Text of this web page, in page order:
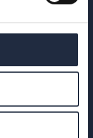
Verschillen
met
invloed en